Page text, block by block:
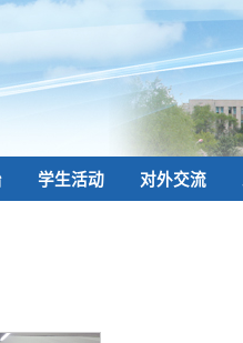
学生活动 对外交流